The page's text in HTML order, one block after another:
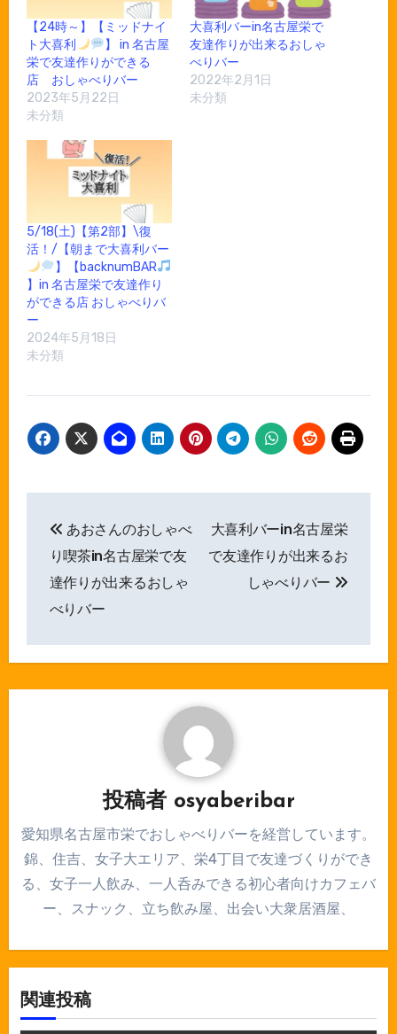
【24時～】【ミッドナイ
ト大喜利
】 in 名古屋
栄で友達作りができる
店 おしゃべりバー
2023年5月22日
未分類
大喜利バーin名古屋栄で
友達作りが出来るおしゃ
べりバー
2022年2月1日
未分類
5/18(土)【第2部】\復
活！/【朝まで大喜利バー
】【backnumBAR
】in 名古屋栄で友達作り
ができる店 おしゃべりバ
ー
2024年5月18日
未分類
稿
ナ
ビ
ゲ
ー
あおさんのおしゃべ
り喫茶in名古屋栄で友
達作りが出来るおしゃ
べりバー
大喜利バーin名古屋栄
で友達作りが出来るお
しゃべりバー
投稿者 osyaberibar
愛知県名古屋市栄でおしゃべりバーを経営しています。
錦、住吉、女子大エリア、栄4丁目で友達づくりができ
る、女子一人飲み、一人呑みできる初心者向けカフェバ
ー、スナック、立ち飲み屋、出会い大衆居酒屋、
関連投稿